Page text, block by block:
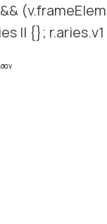
|| {}; r.aries.v1